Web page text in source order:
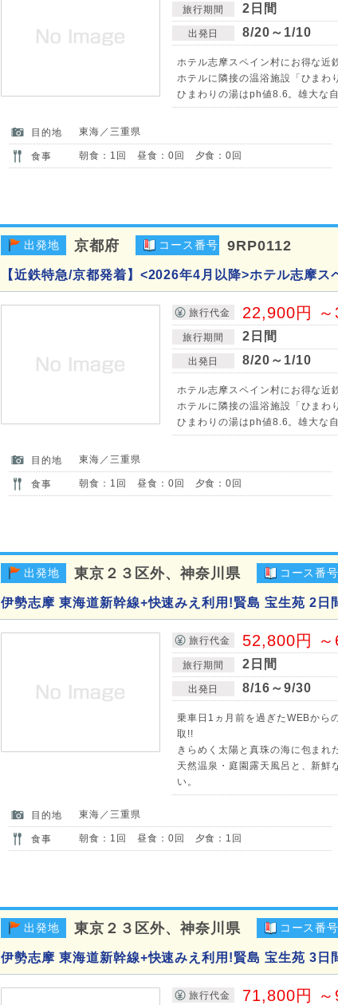
旅行期間 2日間
出発日 8/20～1/10
ホテル志摩スペイン村にお得な近
ホテルに隣接の温浴施設「ひまわ
ひまわりの湯はph値8.6。雄大な
目的地 東海／三重県
食事 朝食：1回 昼食：0回 夕食：0回
出発地 京都府 コース番号 9RP0112
【近鉄特急/京都発着】<2026年4月以降>ホテル志摩ス
旅行代金 22,900円 ～
旅行期間 2日間
出発日 8/20～1/10
ホテル志摩スペイン村にお得な近
ホテルに隣接の温浴施設「ひまわ
ひまわりの湯はph値8.6。雄大な
目的地 東海／三重県
食事 朝食：1回 昼食：0回 夕食：0回
出発地 東京２３区外、神奈川県 コース番号
伊勢志摩 東海道新幹線+快速みえ利用!賢島 宝生苑 2日
旅行代金 52,800円 ～
旅行期間 2日間
出発日 8/16～9/30
乗車日1ヵ月前を過ぎたWEBから
取!!
きらめく太陽と真珠の海に包まれ
天然温泉・庭園露天風呂と、新鮮
い。
目的地 東海／三重県
食事 朝食：1回 昼食：0回 夕食：1回
出発地 東京２３区外、神奈川県 コース番号
伊勢志摩 東海道新幹線+快速みえ利用!賢島 宝生苑 3日
旅行代金 71,800円 ～